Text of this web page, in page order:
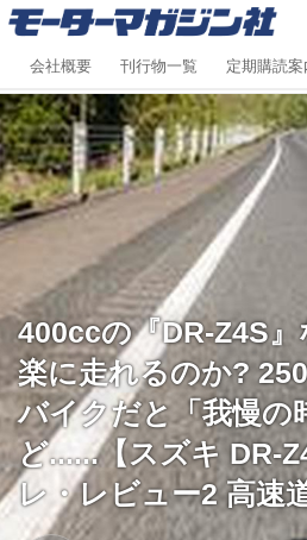
会社概要 刊行物一覧 定期購読案
400ccの『DR-Z4S
楽に走れるのか?
バイクだと「我慢の
ど......【スズキ DR-
レ・レビュー2 高速